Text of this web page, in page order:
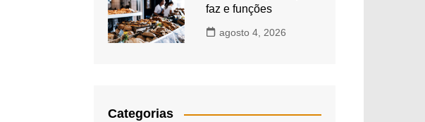
faz e funções
agosto 4, 2026
Categorias